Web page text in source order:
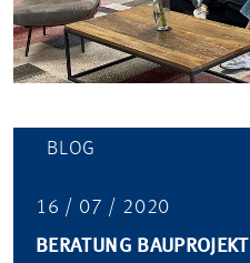
BLOG
16 / 07 / 2020
BERATUNG BAUPROJEKT